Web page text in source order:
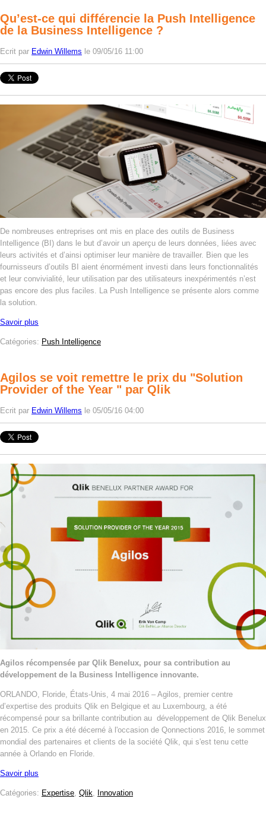
Qu’est-ce qui différencie la Push Intelligence
de la Business Intelligence ?
Ecrit par Edwin Willems le 09/05/16 11:00
De nombreuses entreprises ont mis en place des outils de Business
Intelligence (BI) dans le but d’avoir un aperçu de leurs données, liées avec
leurs activités et d’ainsi optimiser leur manière de travailler. Bien que les
fournisseurs d’outils BI aient énormément investi dans leurs fonctionnalités
et leur convivialité, leur utilisation par des utilisateurs inexpérimentés n’est
pas encore des plus faciles. La Push Intelligence se présente alors comme
la solution.
Savoir plus
Catégories: Push Intelligence
Agilos se voit remettre le prix du "Solution
Provider of the Year " par Qlik
Ecrit par Edwin Willems le 05/05/16 04:00
Agilos récompensée par Qlik Benelux, pour sa contribution au
développement de la Business Intelligence innovante.
ORLANDO, Floride, États-Unis, 4 mai 2016 – Agilos, premier centre
d’expertise des produits Qlik en Belgique et au Luxembourg, a été
récompensé pour sa brillante contribution au développement de Qlik Benelux
en 2015. Ce prix a été décerné à l'occasion de Qonnections 2016, le sommet
mondial des partenaires et clients de la société Qlik, qui s'est tenu cette
année à Orlando en Floride.
Savoir plus
Catégories: Expertise Qlik Innovation